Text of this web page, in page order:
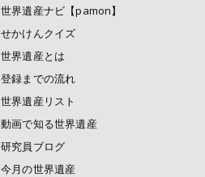
世界遺産ナビ【pamon】
せかけんクイズ
世界遺産とは
登録までの流れ
世界遺産リスト
動画で知る世界遺産
研究員ブログ
今月の世界遺産